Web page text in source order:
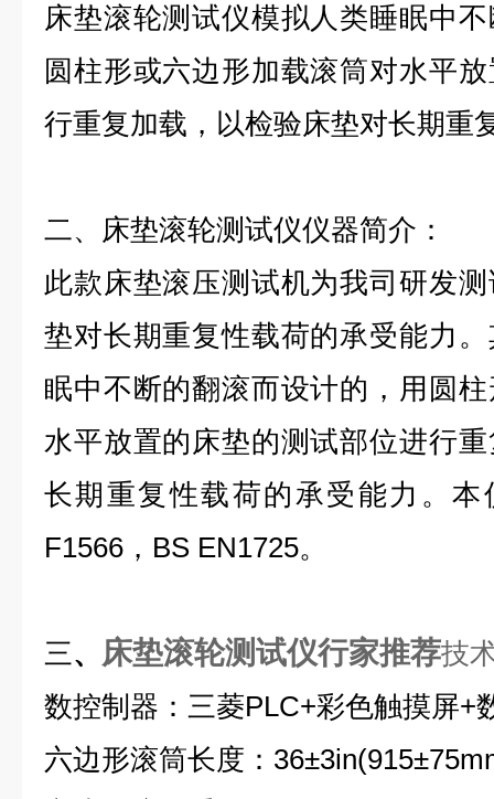
床垫滚轮测试仪模拟人类睡眠中
圆柱形或六边形加载滚筒对水平
行重复加载，以检验床垫对长期重
二、床垫滚轮测试仪仪器简介：
此款床垫滚压测试机为我司研发
垫对长期重复性载荷的承受能力
眠中不断的翻滚而设计的，用圆
水平放置的床垫的测试部位进行
长期重复性载荷的承受能力。本
F1566，BS EN1725。
三、 床垫滚轮测试仪行家推荐技
数控制器：三菱PLC+彩色触摸屏+
六边形滚筒长度：